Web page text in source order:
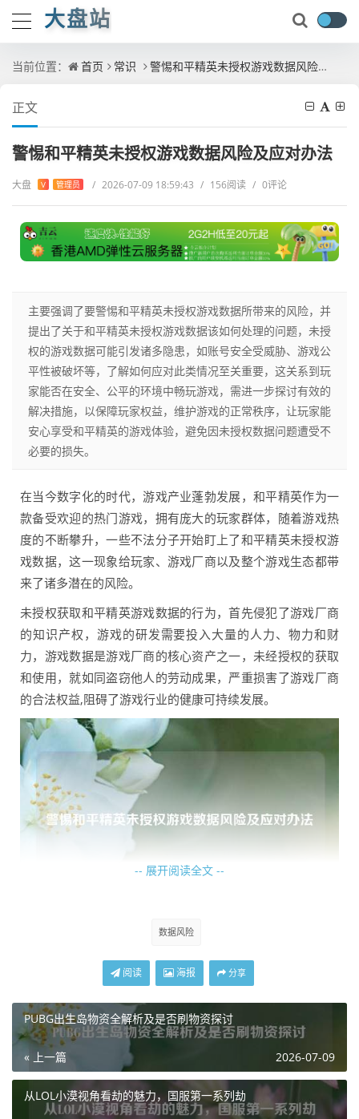
大盘站
当前位置： 首页 常识 警惕和平精英未授权游戏数据风险及应对办法
正文
警惕和平精英未授权游戏数据风险及应对办法
大盘 V 管理员 / 2026-07-09 18:59:43 / 156阅读 / 0评论
主要强调了要警惕和平精英未授权游戏数据所带来的风险，并
提出了关于和平精英未授权游戏数据该如何处理的问题，未授
权的游戏数据可能引发诸多隐患，如账号安全受威胁、游戏公
平性被破坏等，了解如何应对此类情况至关重要，这关系到玩
家能否在安全、公平的环境中畅玩游戏，需进一步探讨有效的
解决措施，以保障玩家权益，维护游戏的正常秩序，让玩家能
安心享受和平精英的游戏体验，避免因未授权数据问题遭受不
必要的损失。
在当今数字化的时代，游戏产业蓬勃发展，和平精英作为一
款备受欢迎的热门游戏，拥有庞大的玩家群体，随着游戏热
度的不断攀升，一些不法分子开始盯上了和平精英未授权游
戏数据，这一现象给玩家、游戏厂商以及整个游戏生态都带
来了诸多潜在的风险。
未授权获取和平精英游戏数据的行为，首先侵犯了游戏厂商
的知识产权，游戏的研发需要投入大量的人力、物力和财
力，游戏数据是游戏厂商的核心资产之一，未经授权的获取
和使用，就如同盗窃他人的劳动成果，严重损害了游戏厂商
的合法权益,阻碍了游戏行业的健康可持续发展。
危害，这些非法获取的数据可能被用于制作外挂程序或者作
将荡然无存，原本依靠自身实力和技巧进行的游戏对战，变
得充满了不公平因素，破坏了玩家们正常的游戏体验，那些
通过不正当手段取得胜利的玩家，不仅破坏了游戏的乐趣，
也让其他遵守规则的玩家感到失望和愤怒，进而可能导致大
量玩家流失,影响游戏的长期运营。
-- 展开阅读全文 --
数据风险
阅读 海报 分享
PUBG出生岛物资全解析及是否刷物资探讨
« 上一篇 2026-07-09
从LOL小漠视角看劫的魅力，国服第一系列劫